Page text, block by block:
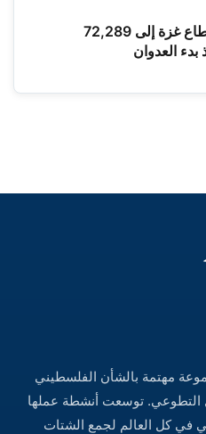
ارتفاع حصيلة الشهداء في قطاع غزة إلى 72,289
مهتمة بالشأن الفلسطيني
التطوعي. توسعت أنشطة عملها
في كل العالم لجمع الشتات